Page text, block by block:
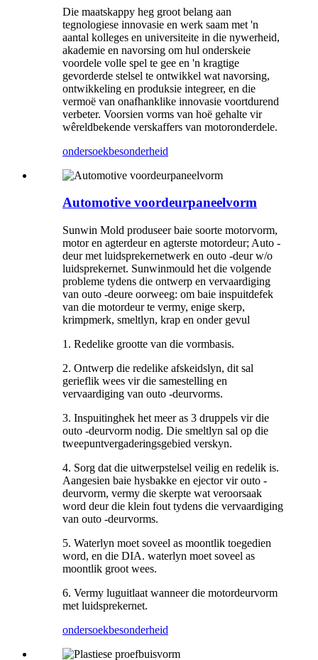
Die maatskappy heg groot belang aan
tegnologiese innovasie en werk saam met 'n
aantal kolleges en universiteite in die nywerheid,
akademie en navorsing om hul onderskeie
voordele volle spel te gee en 'n kragtige
gevorderde stelsel te ontwikkel wat navorsing,
ontwikkeling en produksie integreer, en die
vermoë van onafhanklike innovasie voortdurend
verbeter. Voorsien vorms van hoë gehalte vir
wêreldbekende verskaffers van motoronderdele.
ondersoekbesonderheid
Automotive voordeurpaneelvorm
Sunwin Mold produseer baie soorte motorvorm,
motor en agterdeur en agterste motordeur; Auto -
deur met luidsprekernetwerk en outo -deur w/o
luidsprekernet. Sunwinmould het die volgende
probleme tydens die ontwerp en vervaardiging
van outo -deure oorweeg: om baie inspuitdefek
van die motordeur te vermy, enige skerp,
krimpmerk, smeltlyn, krap en onder gevul
1. Redelike grootte van die vormbasis.
2. Ontwerp die redelike afskeidslyn, dit sal
gerieflik wees vir die samestelling en
vervaardiging van outo -deurvorms.
3. Inspuitinghek het meer as 3 druppels vir die
outo -deurvorm nodig. Die smeltlyn sal op die
tweepuntvergaderingsgebied verskyn.
4. Sorg dat die uitwerpstelsel veilig en redelik is.
Aangesien baie hysbakke en ejector vir outo -
deurvorm, vermy die skerpte wat veroorsaak
word deur die klein fout tydens die vervaardiging
van outo -deurvorms.
5. Waterlyn moet soveel as moontlik toegedien
word, en die DIA. waterlyn moet soveel as
moontlik groot wees.
6. Vermy luguitlaat wanneer die motordeurvorm
met luidsprekernet.
ondersoekbesonderheid